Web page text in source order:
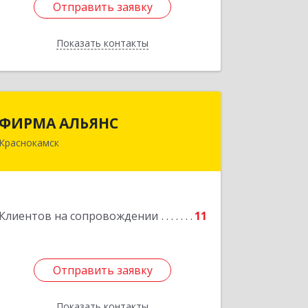
Отправить заявку
Показать контакты
Отправить заявку
Назад
ФИРМА АЛЬЯНС
Краснокамск
Клиентов на сопровождении 11
Отправить заявку
Отправить заявку